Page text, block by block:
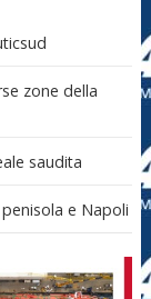
zone della
saudita
e Napoli